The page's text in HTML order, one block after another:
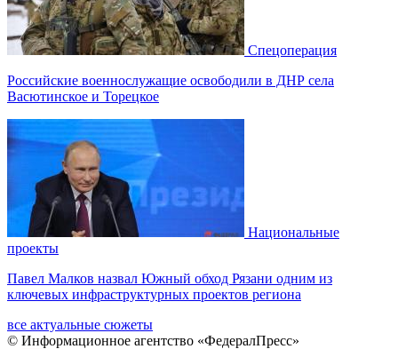
Спецоперация
Российские военнослужащие освободили в ДНР села
Васютинское и Торецкое
Национальные
проекты
Павел Малков назвал Южный обход Рязани одним из
ключевых инфраструктурных проектов региона
все актуальные сюжеты
© Информационное агентство «ФедералПресс»